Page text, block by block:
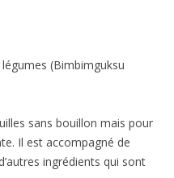
(Bimbimguksu
sans bouillon mais pour
Il est accompagné de
ingrédients qui sont